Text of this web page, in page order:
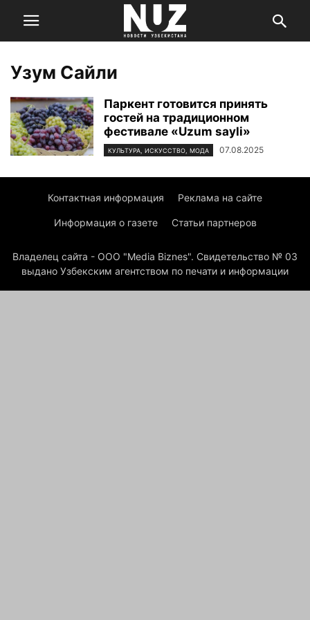
Узум Сайли
Паркент готовится принять
гостей на традиционном
фестивале «Uzum sayli»
КУЛЬТУРА, ИСКУССТВО, МОДА 07.08.2025
Контактная информация Реклама на сайте
Информация о газете Статьи партнеров
Владелец сайта - ООО "Media Biznes". Свидетельство № 03
выдано Узбекским агентством по печати и информации